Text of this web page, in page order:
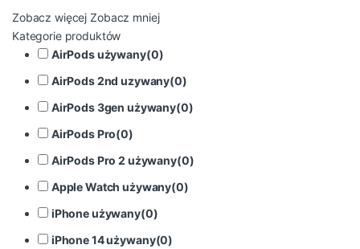
Zobacz więcej Zobacz mniej
Kategorie produktów
AirPods używany(0)
AirPods 2nd uzywany(0)
AirPods 3gen używany(0)
AirPods Pro(0)
AirPods Pro 2 używany(0)
Apple Watch używany(0)
iPhone używany(0)
iPhone 14 używany(0)